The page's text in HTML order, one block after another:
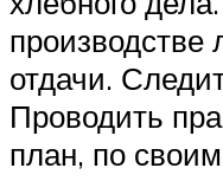
производстве
отдачи.
Проводить
план, по